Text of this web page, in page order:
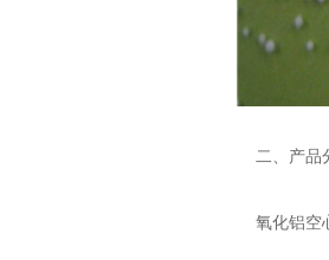
二、产品
氧化铝空